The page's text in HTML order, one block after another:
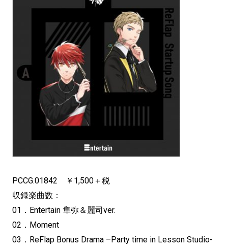
PCCG.01842 ￥1,500＋税
収録楽曲数：
01．Entertain 隼弥＆麗司ver.
02．Moment
03．ReFlap Bonus Drama –Party time in Lesson Studio-